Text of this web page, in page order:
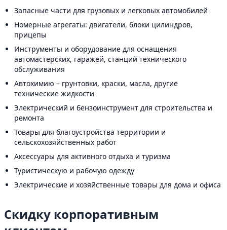
Запасные части для грузовых и легковых автомобилей
Номерные агрегаты: двигатели, блоки цилиндров,
прицепы
Инструменты и оборудование для оснащения
автомастерских, гаражей, станций технического
обслуживания
Автохимию – грунтовки, краски, масла, другие
технические жидкости
Электрический и бензоинструмент для строительства и
ремонта
Товары для благоустройства территории и
сельскохозяйственных работ
Аксессуары для активного отдыха и туризма
Туристическую и рабочую одежду
Электрические и хозяйственные товары для дома и офиса
Скидку корпоративным